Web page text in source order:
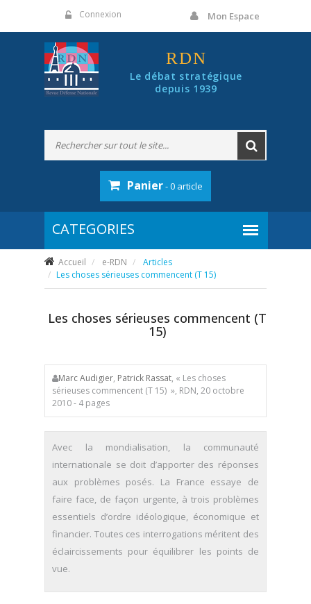
Connexion Mon Espace
RDN
Le débat stratégique
depuis 1939
Panier- 0 article
Accueil e-RDN
Articles
Les choses sérieuses commencent (T 15)
Les choses sérieuses commencent (T
15)
Marc Audigier, Patrick Rassat, « Les choses
sérieuses commencent (T 15) », RDN, 20 octobre
2010 - 4 pages
Avec la mondialisation, la communauté
internationale se doit d’apporter des réponses
aux problèmes posés. La France essaye de
faire face, de façon urgente, à trois problèmes
essentiels d’ordre idéologique, économique et
financier. Toutes ces interrogations méritent des
éclaircissements pour équilibrer les points de
vue.